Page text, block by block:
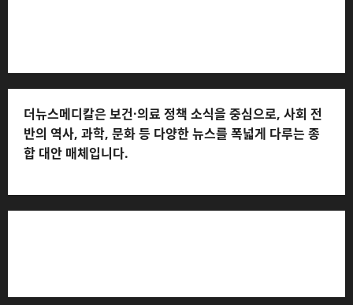
더뉴스메디칼은 보건·의료 정책 소식을 중심으로, 사회 전
반의 역사, 과학, 문화 등 다양한 뉴스를 폭넓게 다루는 종
합 대안 매체입니다.